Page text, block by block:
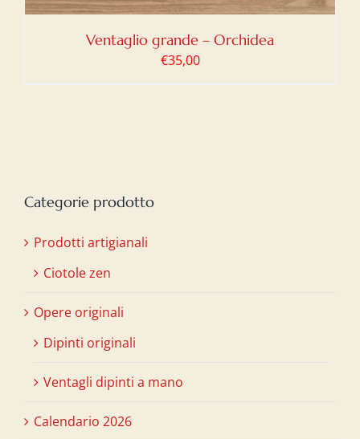
Ventaglio grande – Orchidea
€35,00
Categorie prodotto
Prodotti artigianali
Ciotole zen
Opere originali
Dipinti originali
Ventagli dipinti a mano
Calendario 2026